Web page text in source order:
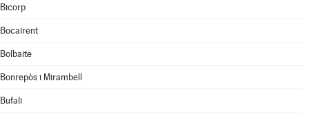
Bicorp
Bocairent
Bolbaite
Bonrepòs i Mirambell
Bufali